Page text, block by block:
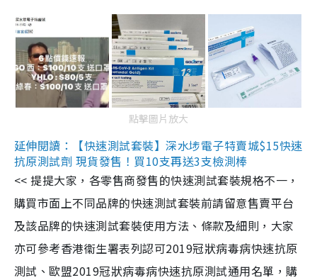
點擊圖片放大
延伸閱讀：【快速測試套裝】深水埗電子特賣城$15快速
抗原測試劑 現貨發售！買10支再送3支檢測棒
<< 提提大家，各零售商發售的快速測試套裝規格不一，
購買市面上不同品牌的快速測試套裝前請留意售賣平台
及該品牌的快速測試套裝使用方法、條款及細則，大家
亦可參考香港衞生署表列認可2019冠狀病毒病快速抗原
測試、歐盟2019冠狀病毒病快速抗原測試通用名單，購